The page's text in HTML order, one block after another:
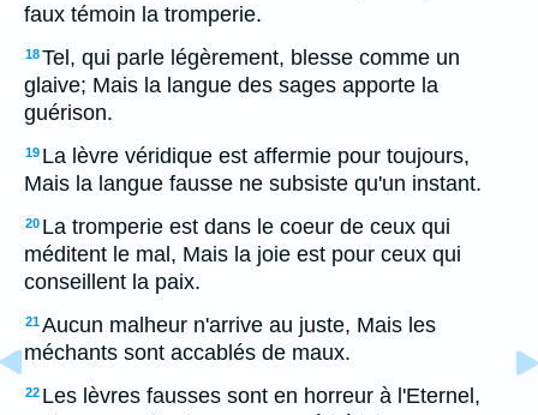
faux témoin la tromperie.
18Tel, qui parle légèrement, blesse comme un
glaive; Mais la langue des sages apporte la
guérison.
19 La lèvre véridique est affermie pour toujours,
Mais la langue fausse ne subsiste qu'un instant.
20 La tromperie est dans le coeur de ceux qui
méditent le mal, Mais la joie est pour ceux qui
conseillent la paix.
21Aucun malheur n'arrive au juste, Mais les
méchants sont accablés de maux.
22 Les lèvres fausses sont en horreur à l'Eternel,